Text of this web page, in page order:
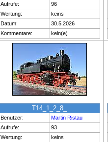
Aufrufe:
96
Wertung:
keins
Datum:
30.5.2026
Kommentare:
kein(e)
T14_1_2_8_
Benutzer:
Martin Ristau
Aufrufe:
93
Wertung:
keins